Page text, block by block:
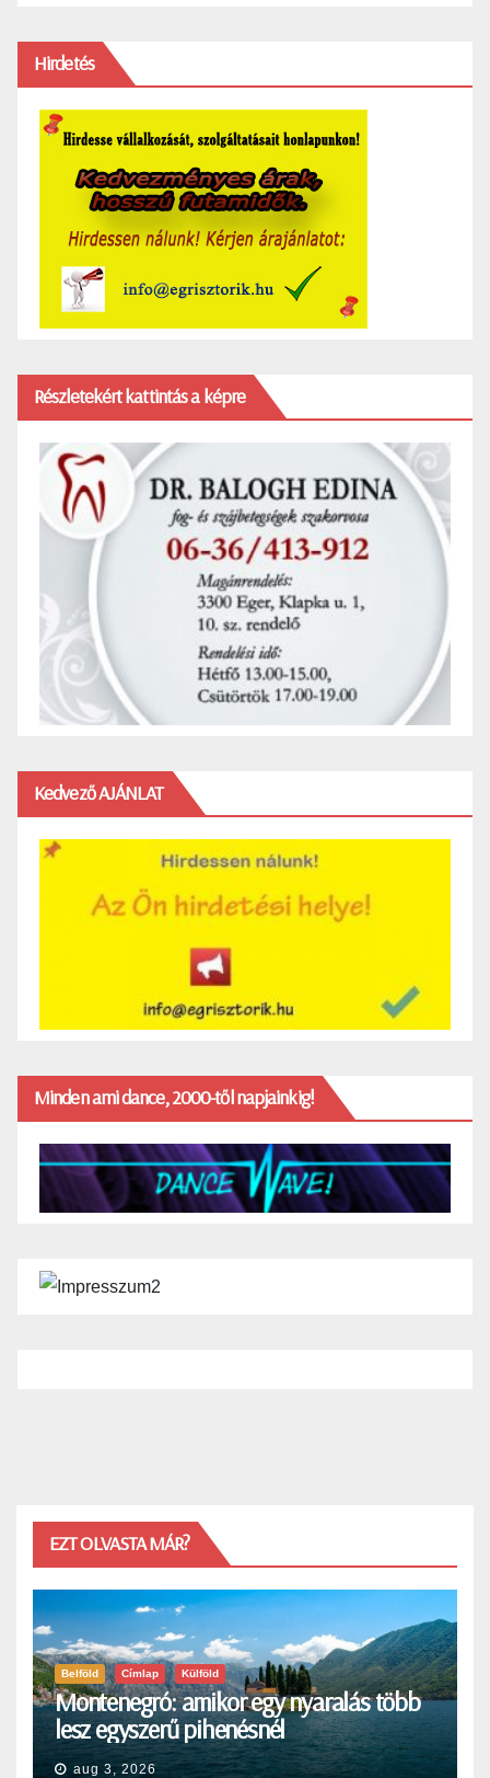
Hirdetés
Részletekért kattintás a képre
Kedvező AJÁNLAT
Minden ami dance, 2000-től napjainkig!
EZT OLVASTA MÁR?
Belföld Címlap Külföld
Montenegró: amikor egy nyaralás több
lesz egyszerű pihenésnél
aug 3, 2026